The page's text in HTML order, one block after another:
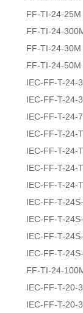
FF-TI-24-25M
FF-TI-24-
FF-TI-24-30M
FF-TI-24-50M
IEC-FF-T-24-
IEC-FF-T-24-
IEC-FF-T-24-
IEC-FF-T-24-
IEC-FF-T-24-
IEC-FF-T-24-
IEC-FF-T-24-
IEC-FF-T-
IEC-FF-T-
IEC-FF-T-
IEC-FF-T-
FF-TI-24-
IEC-FF-T-20-
IEC-FF-T-20-